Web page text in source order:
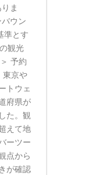
ま
ウン
準とす
観光
予約
東京や
トウェ
府県が
た。観
えて地
ーツー
点から
が確認